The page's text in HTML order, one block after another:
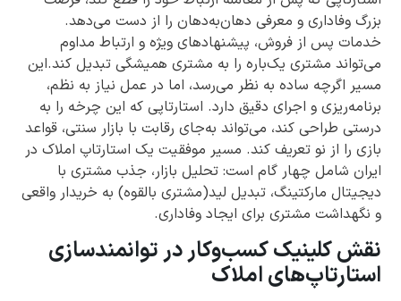
بزرگ وفاداری و معرفی دهان‌به‌دهان را از دست می‌دهد.
خدمات پس از فروش، پیشنهادهای ویژه و ارتباط مداوم
می‌تواند مشتری یک‌باره را به مشتری همیشگی تبدیل کند.این
مسیر اگرچه ساده به نظر می‌رسد، اما در عمل نیاز به نظم،
برنامه‌ریزی و اجرای دقیق دارد. استارتاپی که این چرخه را به
درستی طراحی کند، می‌تواند به‌جای رقابت با بازار سنتی، قواعد
بازی را از نو تعریف کند. مسیر موفقیت یک استارتاپ املاک در
ایران شامل چهار گام است: تحلیل بازار، جذب مشتری با
دیجیتال مارکتینگ، تبدیل لید(مشتری بالقوه) به خریدار واقعی
و نگهداشت مشتری برای ایجاد وفاداری.
نقش کلینیک کسب‌وکار در توانمندسازی
استارتاپ‌های املاک